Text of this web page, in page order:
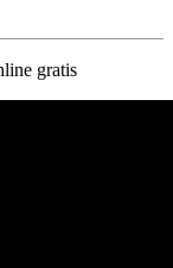
gratis